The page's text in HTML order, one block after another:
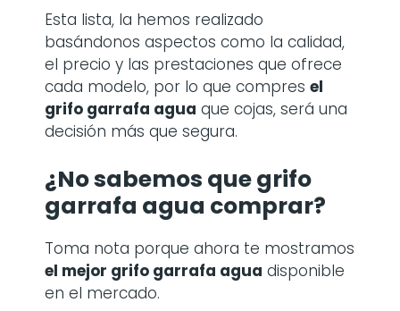
Esta lista, la hemos realizado
basándonos aspectos como la calidad,
el precio y las prestaciones que ofrece
cada modelo, por lo que compres el
grifo garrafa agua que cojas, será una
decisión más que segura.
¿No sabemos que grifo
garrafa agua comprar?
Toma nota porque ahora te mostramos
el mejor grifo garrafa agua disponible
en el mercado.